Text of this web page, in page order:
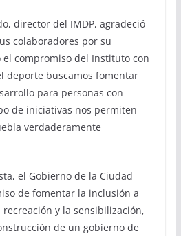
director del IMDP, agradeció
colaboradores por su
el compromiso del Instituto con
deporte buscamos fomentar
para personas con
de iniciativas nos permiten
verdaderamente
el Gobierno de la Ciudad
de fomentar la inclusión a
y la sensibilización,
de un gobierno de